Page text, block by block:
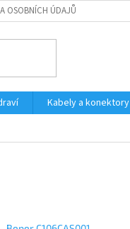
OSOBNÍCH ÚDAJŮ
Kabely a konektory